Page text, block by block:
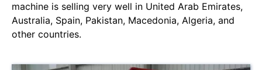
machine is selling very well in United Arab Emirates,
Australia, Spain, Pakistan, Macedonia, Algeria, and
other countries.